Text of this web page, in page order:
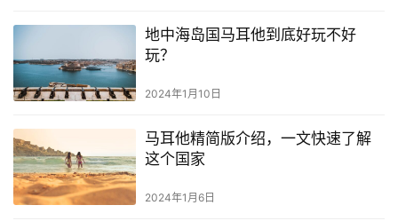
页
旅
地中海岛国马耳他到底好玩不好
玩？
2024年1月10日
马耳他精简版介绍，一文快速了解
这个国家
2024年1月6日